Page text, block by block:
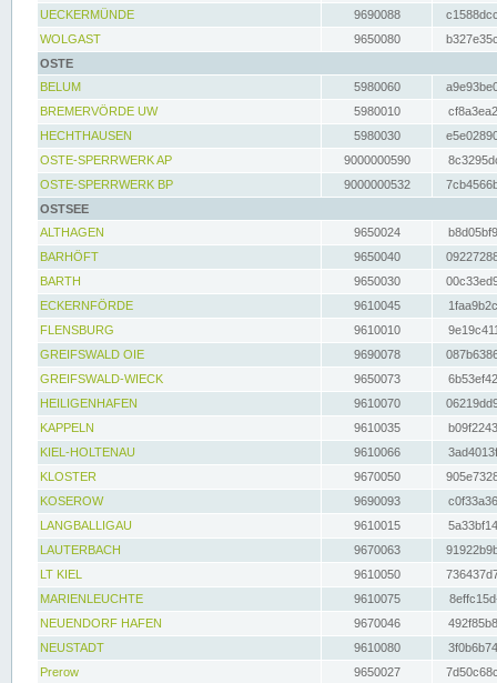
UECKERMÜNDE
9690088
WOLGAST
9650080
OSTE
BELUM
5980060
BREMERVÖRDE UW
5980010
HECHTHAUSEN
5980030
OSTE-SPERRWERK AP
9000000590
OSTE-SPERRWERK BP
9000000532
OSTSEE
ALTHAGEN
9650024
BARHÖFT
9650040
BARTH
9650030
ECKERNFÖRDE
9610045
FLENSBURG
9610010
GREIFSWALD OIE
9690078
GREIFSWALD-WIECK
9650073
HEILIGENHAFEN
9610070
KAPPELN
9610035
KIEL-HOLTENAU
9610066
KLOSTER
9670050
KOSEROW
9690093
LANGBALLIGAU
9610015
LAUTERBACH
9670063
LT KIEL
9610050
MARIENLEUCHTE
9610075
NEUENDORF HAFEN
9670046
NEUSTADT
9610080
Prerow
9650027